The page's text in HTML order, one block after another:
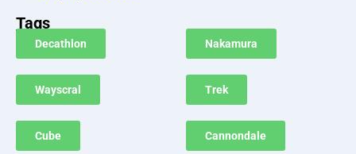
Tags
Decathlon Nakamura
Wayscral Trek
Cube Cannondale